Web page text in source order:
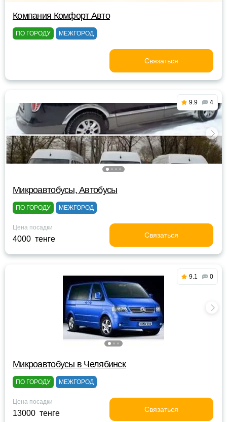
Компания Комфорт Авто
ПО ГОРОДУ МЕЖГОРОД
Связаться
9.9 4
Микроавтобусы, Автобусы
ПО ГОРОДУ МЕЖГОРОД
Цена посадки
4000 тенге Связаться
9.1 0
Микроавтобусы в Челябинск
ПО ГОРОДУ МЕЖГОРОД
Цена посадки
13000 тенге Связаться